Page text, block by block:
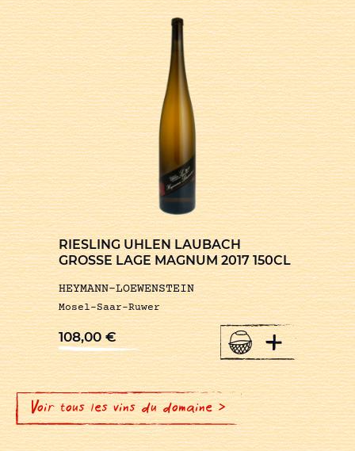
RIESLING UHLEN LAUBACH
GROSSE LAGE MAGNUM 2017 150CL
HEYMANN-LOEWENSTEIN
Mosel-Saar-Ruwer
108,00€ +
Voir tous les vins du domaine >